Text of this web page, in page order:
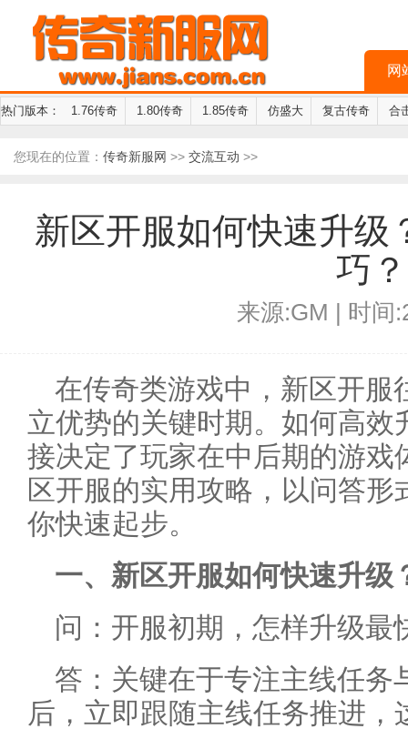
网
热门版本： 1.76传奇 1.80传奇 1.85传奇 仿盛大 复古传奇 合
您现在的位置： 传奇新服网 >> 交流互动 >>
新区开服如何快速升级
巧？
来源:GM | 时间
在传奇类游戏中，新区开服
立优势的关键时期。如何高
接决定了玩家在中后期的游戏
区开服的实用攻略，以问答
你快速起步。
一、新区开服如何快速升级
问：开服初期，怎样升级最
答：关键在于专注主线任务
后，立即跟随主线任务推进